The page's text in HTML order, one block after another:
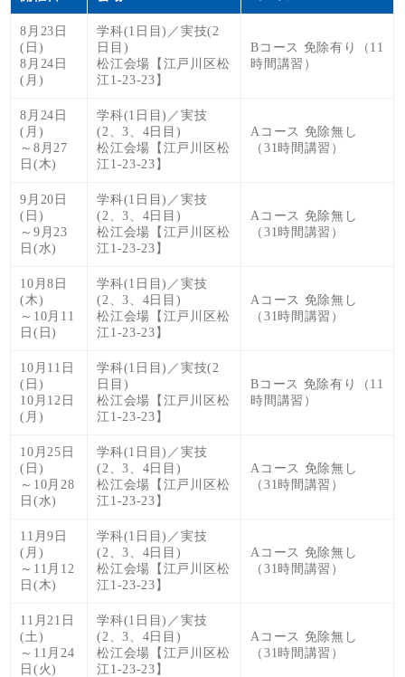
8月23日
(日)
8月24日
(月)
学科(1日目)／実技(2
日目)
松江会場【江戸川区松
江1-23-23】
Bコース 免除有り（11
時間講習）
8月24日
(月)
～8月27
日(木)
学科(1日目)／実技
(2、3、4日目)
松江会場【江戸川区松
江1-23-23】
Aコース 免除無し
（31時間講習）
9月20日
(日)
～9月23
日(水)
学科(1日目)／実技
(2、3、4日目)
松江会場【江戸川区松
江1-23-23】
Aコース 免除無し
（31時間講習）
10月8日
(木)
～10月11
日(日)
学科(1日目)／実技
(2、3、4日目)
松江会場【江戸川区松
江1-23-23】
Aコース 免除無し
（31時間講習）
10月11日
(日)
10月12日
(月)
学科(1日目)／実技(2
日目)
松江会場【江戸川区松
江1-23-23】
Bコース 免除有り（11
時間講習）
10月25日
(日)
～10月28
日(水)
学科(1日目)／実技
(2、3、4日目)
松江会場【江戸川区松
江1-23-23】
Aコース 免除無し
（31時間講習）
11月9日
(月)
～11月12
日(木)
学科(1日目)／実技
(2、3、4日目)
松江会場【江戸川区松
江1-23-23】
Aコース 免除無し
（31時間講習）
11月21日
(土)
～11月24
日(火)
学科(1日目)／実技
(2、3、4日目)
松江会場【江戸川区松
江1-23-23】
Aコース 免除無し
（31時間講習）